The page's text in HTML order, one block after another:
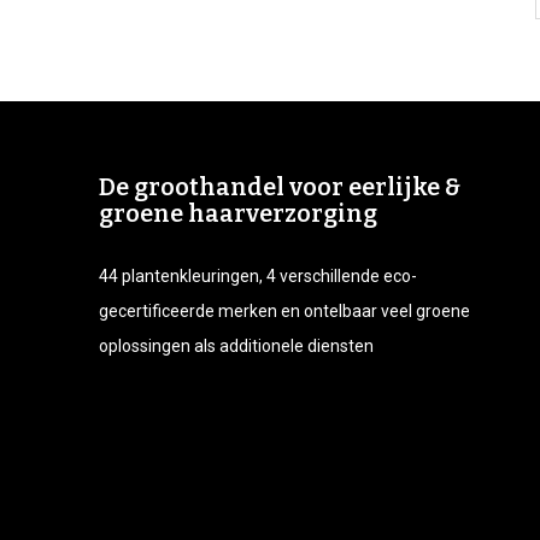
De groothandel voor eerlijke &
groene haarverzorging
44 plantenkleuringen, 4 verschillende eco-
gecertificeerde merken en ontelbaar veel groene
oplossingen als additionele diensten